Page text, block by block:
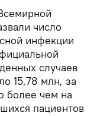
число
инфекции
случаев
15,78 млн, за
более чем на
пациентов